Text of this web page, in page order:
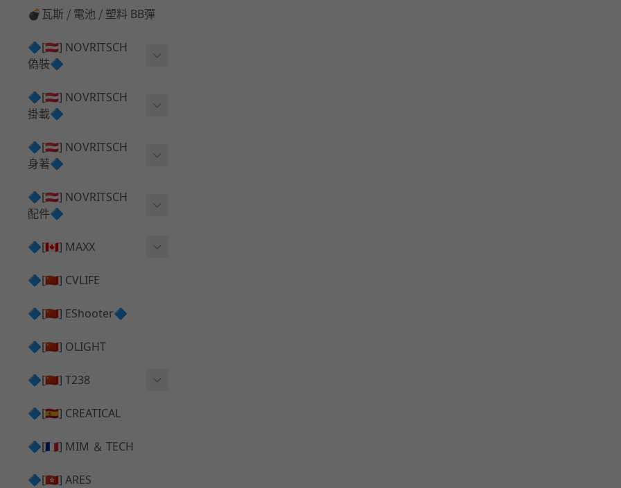
💣瓦斯 ⧸ 電池 ⧸ 塑料 BB彈
🔷[🇦🇹] NOVRITSCH
偽裝🔷
上衣夾克 ⧸ Jacket
兜帽 ⧸ Hood
手持 裝備 ⧸ 偽裝
披肩 ⧸ Shoulder Piece
onie
🔷[🇦🇹] NOVRITSCH
掛載🔷
AR ⧸ DMR 彈匣用
SMG ⧸ SSR90 彈匣用
腰包 ⧸ 萬用包
HPA 氣瓶袋 ⧸ 水袋包
手槍 彈匣用
🔷[🇦🇹] NOVRITSCH
身著🔷
闊邊帽 ⧸ Boonie Hat
戰術背心+前掛 ⧸ Plate Car
rier+Flap
tlebelt
護目鏡 ⧸ 除霧器
腰帶 ⧸ 腿掛
🔷[🇦🇹] NOVRITSCH
配件🔷
✅ 快拔槍套 ⧸ 槍背帶
✅ 槍架 ⧸ 訓練靶具 ⧸ 工具
🔷[🇨🇦] MAXX
AEG 活塞頭 ⧸ AEG Piston
HOP座 ⧸ HOP-UP
競速扳機 ⧸ Speed Trigger
彈匣釋放鈕 ⧸ Mag Releas
推嘴 ⧸ Nozzle
🔷[🇨🇳] CVLIFE
🔷[🇨🇳] EShooter🔷
🔷[🇨🇳] OLIGHT
🔷[🇨🇳] T238
電子扳機
發光器
🔷[🇪🇸] CREATICAL
🔷[🇫🇷] MIM ＆ TECH
🔷[🇭🇰] ARES